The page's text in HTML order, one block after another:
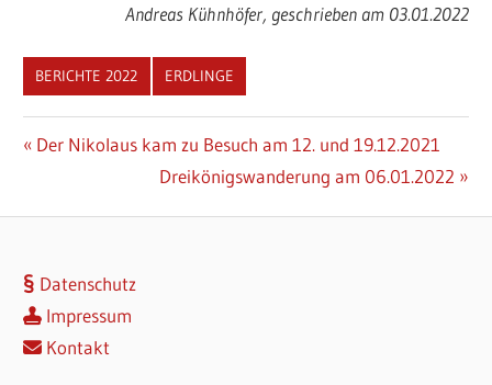
Andreas Kühnhöfer, geschrieben am 03.01.2022
BERICHTE 2022 ERDLINGE
Beitragsnavigation
Vorheriger
Der Nikolaus kam zu Besuch am 12. und 19.12.2021
Nächster
Dreikönigswanderung am 06.01.2022
Datenschutz
Impressum
Kontakt